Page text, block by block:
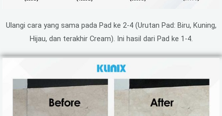
Ulangi cara yang sama pada Pad ke 2-4 (Urutan Pad: Biru, Kuning,
Hijau, dan terakhir Cream). Ini hasil dari Pad ke 1-4.